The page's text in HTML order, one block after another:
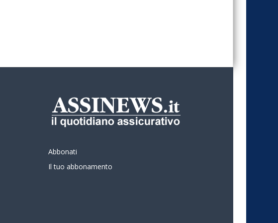
Abbonati
Il tuo abbonamento